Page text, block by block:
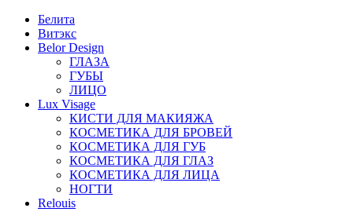
Белита
Витэкс
Belor Design
ГЛАЗА
ГУБЫ
ЛИЦО
Lux Visage
КИСТИ ДЛЯ МАКИЯЖА
КОСМЕТИКА ДЛЯ БРОВЕЙ
КОСМЕТИКА ДЛЯ ГУБ
КОСМЕТИКА ДЛЯ ГЛАЗ
КОСМЕТИКА ДЛЯ ЛИЦА
НОГТИ
Relouis